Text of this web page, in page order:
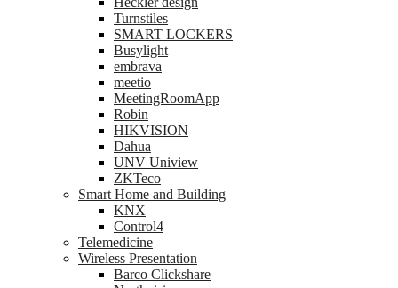
Turnstiles
SMART LOCKERS
Busylight
embrava
meetio
MeetingRoomApp
Robin
HIKVISION
Dahua
UNV Uniview
ZKTeco
Smart Home and Building
KNX
Control4
Telemedicine
Wireless Presentation
Barco Clickshare